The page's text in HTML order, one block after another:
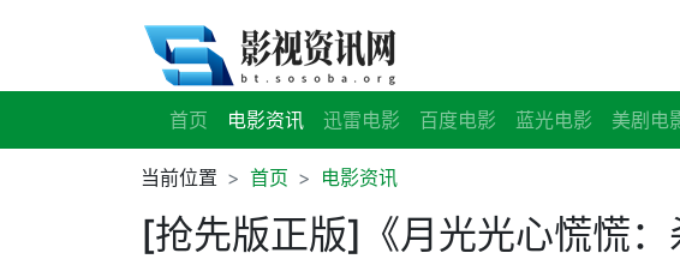
首页 电影资讯 迅雷电影 百度电影 蓝光电影 美剧电
当前位置 首页 电影资讯
[抢先版正版]《月光光心慌慌